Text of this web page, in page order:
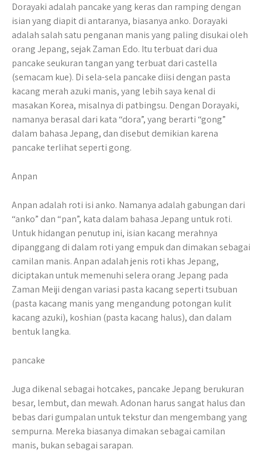
Dorayaki adalah pancake yang keras dan ramping dengan
isian yang diapit di antaranya, biasanya anko. Dorayaki
adalah salah satu penganan manis yang paling disukai oleh
orang Jepang, sejak Zaman Edo. Itu terbuat dari dua
pancake seukuran tangan yang terbuat dari castella
(semacam kue). Di sela-sela pancake diisi dengan pasta
kacang merah azuki manis, yang lebih saya kenal di
masakan Korea, misalnya di patbingsu. Dengan Dorayaki,
namanya berasal dari kata “dora”, yang berarti “gong”
dalam bahasa Jepang, dan disebut demikian karena
pancake terlihat seperti gong.
Anpan
Anpan adalah roti isi anko. Namanya adalah gabungan dari
“anko” dan “pan”, kata dalam bahasa Jepang untuk roti.
Untuk hidangan penutup ini, isian kacang merahnya
dipanggang di dalam roti yang empuk dan dimakan sebagai
camilan manis. Anpan adalah jenis roti khas Jepang,
diciptakan untuk memenuhi selera orang Jepang pada
Zaman Meiji dengan variasi pasta kacang seperti tsubuan
(pasta kacang manis yang mengandung potongan kulit
kacang azuki), koshian (pasta kacang halus), dan dalam
bentuk langka.
pancake
Juga dikenal sebagai hotcakes, pancake Jepang berukuran
besar, lembut, dan mewah. Adonan harus sangat halus dan
bebas dari gumpalan untuk tekstur dan mengembang yang
sempurna. Mereka biasanya dimakan sebagai camilan
manis, bukan sebagai sarapan.